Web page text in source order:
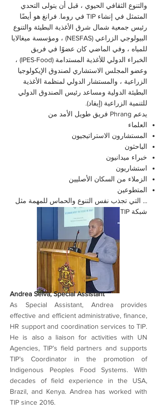
والتنوع الثقافي الحيوي ، قبل أن يتولى التحدي
المتمثل في إنشاء TIP في روما. فرانغ هو أيضًا
رئيس جمعية شمال شرق الأغذية البطيئة والتنوع
البيولوجي الزراعي (NESFAS) ، ومؤسسة ميغالايا
للمياه ، وفي الماضي كان عضوًا في فريق
الخبراء الدولي للأغذية المستدامة (IPES-Food) ،
وعضو المجلس الاستشاري لصندوق الإيكولوجيا
الزراعية ، والمستشار الدولي لمنظمة الأغذية
البطيئة الدولية ومساعد رئيس الصندوق الدولي
للتنمية الزراعية (إيفاد).
يدعم Phrang فريق طويل الأمد من
العلماء
المستشارون الاستراتيجيون
الباحثون
خبراء ميدانيون
استشاريون
الزملاء من السكان الأصليين
المتطوعين
... التي تجذب نفس التنوع والحماس للمهمة مثل
شبكة TIP الأوسع.
Andrea Selva, Special Assistant
As Special Assistant, Andrea provides
effective and efficient administrative, finance,
HR support and coordination services to TIP.
He is also a liaison for activities with UN
Agencies, TIP’s field partners and supports
TIP’s Coordinator in the promotion of
Indigenous Peoples Food Systems. With
decades of field experience in the USA,
Brazil, and Kenya. Andrea has worked with
TIP since 2016.